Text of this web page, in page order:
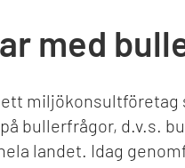
med
miljökonsultföretag
bullerfrågor, d.v.s.
landet. Idag